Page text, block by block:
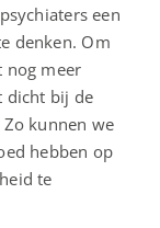
een
denken. Om
nog meer
dicht bij de
kunnen we
hebben op
te